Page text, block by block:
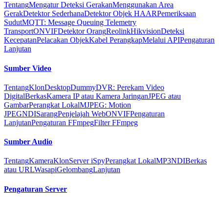
TentangMengatur Deteksi GerakanMenggunakan Area
GerakDetektor SederhanaDetektor Objek HAARPemeriksaan
SudutMQTT: Message Queuing Telemetry
TransportONVIFDetektor OrangReolinkHikvisionDeteksi
KecepatanPelacakan ObjekKabel PerangkapMelalui APIPengaturan
Lanjutan
Sumber Video
TentangKlonDesktopDummyDVR: Perekam Video
DigitalBerkasKamera IP atau Kamera JaringanJPEG atau
GambarPerangkat LokalMJPEG: Motion
JPEGNDISarangPenjelajah WebONVIFPengaturan
LanjutanPengaturan FFmpegFilter FFmpeg
Sumber Audio
TentangKameraKlonServer iSpyPerangkat LokalMP3NDIBerkas
atau URLWasapiGelombangLanjutan
Pengaturan Server